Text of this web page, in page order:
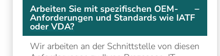
Arbeiten Sie mit spezifischen OEM-
Anforderungen und Standards wie IATF
oder VDA?
Wir arbeiten an der Schnittstelle von diesen